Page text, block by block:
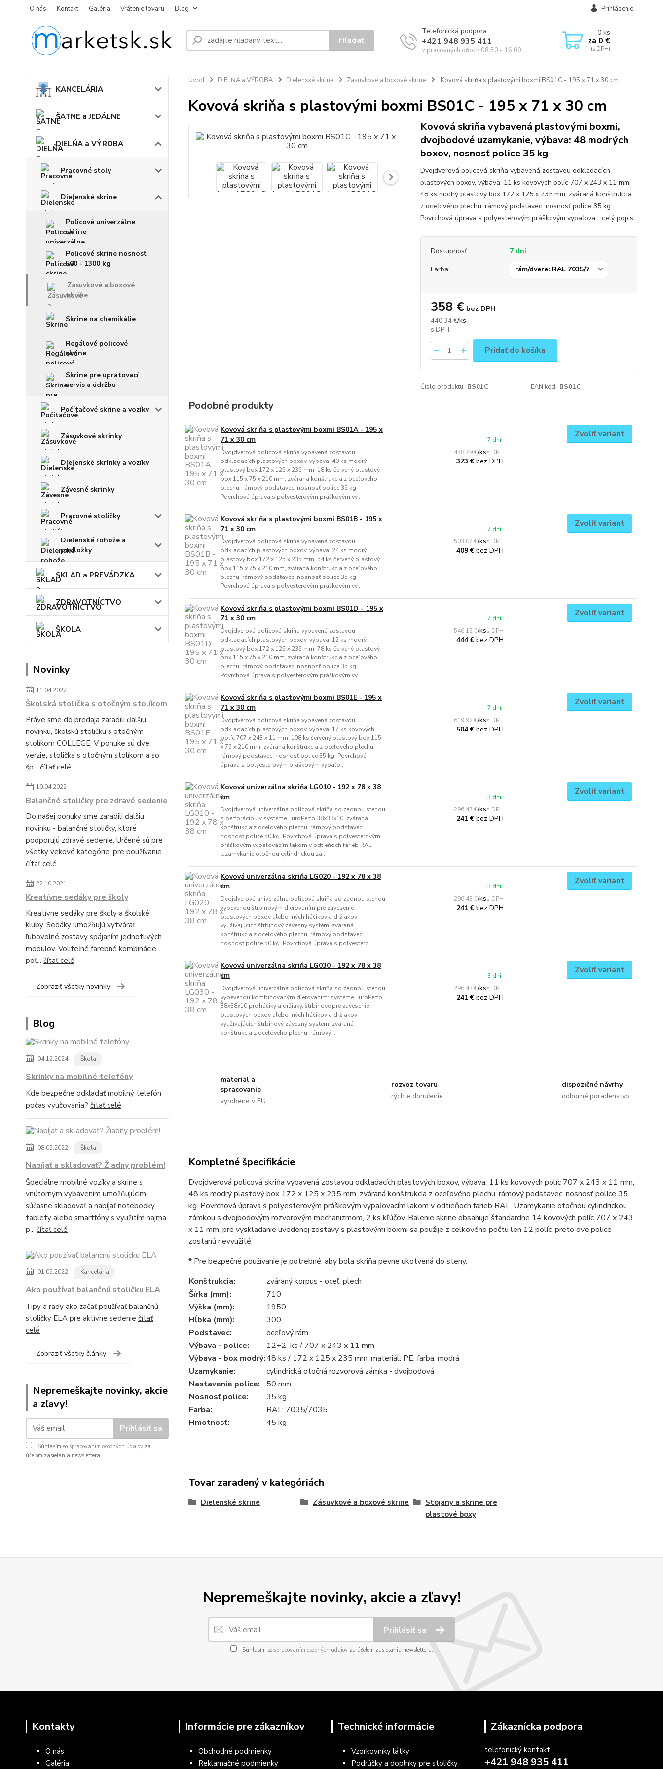
O nás Kontakt Galéria Vrátenie tovaru Blog Prihlásenie
Hľadať
Telefonická podpora
+421 948 935 411
v pracovných dňoch 08.30 - 16.00
0ks
za 0 €
KANCELÁRIA
ŠATNE a JEDÁLNE
DIELŇA a VÝROBA
Pracovné stoly
Dielenské skrine
Policové univerzálne
skrine
Policové skrine nosnosť
500 - 1300 kg
Zásuvkové a boxové
skrine
Skrine na chemikálie
Regálové policové
skrine
Skrine pre upratovací
servis a údržbu
Počítačové skrine a vozíky
Zásuvkové skrinky
Dielenské skrinky a vozíky
Závesné skrinky
Pracovné stoličky
Dielenské rohože a
podložky
SKLAD a PREVÁDZKA
ZDRAVOTNÍCTVO
ŠKOLA
Novinky
11.04.2022
Školská stolička s otočným stolíkom
Práve sme do predaja zaradili ďalšiu
novinku, školskú stoličku s otočným
stolíkom COLLEGE. V ponuke sú dve
verzie, stolička s otočným stolíkom a so
šp... čítať celé
10.04.2022
Balančné stoličky pre zdravé sedenie
Do našej ponuky sme zaradili ďalšiu
novinku - balančné stoličky, ktoré
podporujú zdravé sedenie. Určené sú pre
všetky vekové kategórie, pre používanie...
čítať celé
22.10.2021
Kreatívne sedáky pre školy
Kreatívne sedáky pre školy a školské
kluby. Sedáky umožňujú vytvárať
ľubovolné zostavy spájaním jednotlivých
modulov. Voliteľné farebné kombinácie
poť... čítať celé
Zobraziť všetky novinky
Blog
04.12.2024 Škola
Skrinky na mobilné telefóny
Kde bezpečne odkladať mobilný telefón
počas vyučovania? čítať celé
08.05.2022 Škola
Nabíjať a skladovať? Žiadny problém!
Špeciálne mobilné vozíky a skrine s
vnútorným vybavením umožňujúcim
súčasne skladovať a nabíjať notebooky,
tablety alebo smartfóny s využitím najmä
p... čítať celé
01.05.2022 Kancelária
Ako používať balančnú stoličku ELA
Tipy a rady ako začať používať balančnú
stoličky ELA pre aktívne sedenie čítať
celé
Zobraziť všetky články
Nepremeškajte novinky, akcie
a zľavy!
Prihlásiť sa
Súhlasím so spracovaním osobných údajov za
účelom zasielania newslettera.
Úvod DIELŇA a VÝROBA Dielenské skrine Zásuvkové a boxové skrine Kovová skriňa s plastovými boxmi BS01C - 195 x 71 x 30 cm
Kovová skriňa s plastovými boxmi BS01C - 195 x 71 x 30 cm
Kovová skriňa vybavená plastovými boxmi,
dvojbodové uzamykanie, výbava: 48 modrých
boxov, nosnosť police 35 kg
Dvojdverová policová skriňa vybavená zostavou odkladacích
plastových boxov, výbava: 11 ks kovových políc 707 x 243 x 11 mm,
48 ks modrý plastový box 172 x 125 x 235 mm, zváraná konštrukcia
z oceľového plechu, rámový podstavec, nosnosť police 35 kg.
Povrchová úprava s polyesterovým práškovým vypaľova... celý popis
Dostupnosť
7 dní
Farba:
440,34 €/ks
358 € bez DPH
Pridať do košíka
Číslo produktu: BS01C EAN kód: BS01C
Podobné produkty
Kovová skriňa s plastovými boxmi BS01A - 195 x
71 x 30 cm
Dvojdverová policová skriňa vybavená zostavou
odkladacích plastových boxov, výbava: 40 ks modrý
plastový box 172 x 125 x 235 mm, 18 ks červený plastový
box 115 x 75 x 210 mm, zváraná konštrukcia z oceľového
plechu, rámový podstavec, nosnosť police 35 kg.
Povrchová úprava s polyesterovým práškovým vy...
458,79 €/ks
373 €bez DPH
7 dní
Zvoliť variant
Kovová skriňa s plastovými boxmi BS01B - 195 x
71 x 30 cm
Dvojdverová policová skriňa vybavená zostavou
odkladacích plastových boxov, výbava: 24 ks modrý
plastový box 172 x 125 x 235 mm, 54 ks červený plastový
box 115 x 75 x 210 mm, zváraná konštrukcia z oceľového
plechu, rámový podstavec, nosnosť police 35 kg.
Povrchová úprava s polyesterovým práškovým vy...
503,07 €/ks
409 €bez DPH
7 dní
Zvoliť variant
Kovová skriňa s plastovými boxmi BS01D - 195 x
71 x 30 cm
Dvojdverová policová skriňa vybavená zostavou
odkladacích plastových boxov, výbava: 12 ks modrý
plastový box 172 x 125 x 235 mm, 78 ks červený plastový
box 115 x 75 x 210 mm, zváraná konštrukcia z oceľového
plechu, rámový podstavec, nosnosť police 35 kg.
Povrchová úprava s polyesterovým práškovým vy...
546,12 €/ks
444 €bez DPH
7 dní
Zvoliť variant
Kovová skriňa s plastovými boxmi BS01E - 195 x
71 x 30 cm
Dvojdverová policová skriňa vybavená zostavou
odkladacích plastových boxov, výbava: 17 ks kovových
políc 707 x 243 x 11 mm, 108 ks červený plastový box 115
x 75 x 210 mm, zváraná konštrukcia z oceľového plechu,
rámový podstavec, nosnosť police 35 kg. Povrchová
úprava s polyesterovým práškovým vypaľo...
619,92 €/ks
504 €bez DPH
7 dní
Zvoliť variant
Kovová univerzálna skriňa LG010 - 192 x 78 x 38
cm
Dvojdverová univerzálna policová skriňa so zadnou stenou
s perforáciou v systéme EuroPerfo 38x38x10, zváraná
konštrukcia z oceľového plechu, rámový podstavec,
nosnosť police 50 kg. Povrchová úprava s polyesterovým
práškovým vypaľovacím lakom v odtieňoch farieb RAL.
Uzamykanie otočnou cylindrickou zá...
296,43 €/ks
241 €bez DPH
3 dni
Zvoliť variant
Kovová univerzálna skriňa LG020 - 192 x 78 x 38
cm
Dvojdverová univerzálna policová skriňa so zadnou stenou
vybevenou štrbinovým dierovaním pre zavesenie
plastových boxov alebo iných háčikov a držiakov
využívajúcich štrbinový závesný systém, zváraná
konštrukcia z oceľového plechu, rámový podstavec,
nosnosť police 50 kg. Povrchová úprava s polyestero...
296,43 €/ks
241 €bez DPH
3 dni
Zvoliť variant
Kovová univerzálna skriňa LG030 - 192 x 78 x 38
cm
Dvojdverová univerzálna policová skriňa so zadnou stenou
vybevenou kombinovaným dierovaním: systéme EuroPerfo
38x38x10 pre háčiky a držiaky, štrbinové pre zavesenie
plastových boxov alebo iných háčikov a držiakov
využívajúcich štrbinový závesný systém, zváraná
konštrukcia z oceľového plechu, rámový ...
296,43 €/ks
241 €bez DPH
3 dni
Zvoliť variant
materiál a
spracovanie
vyrobené v EU
rozvoz tovaru
rýchle doručenie
dispozičné návrhy
odborné poradenstvo
Kompletné špecifikácie
Dvojdverová policová skriňa vybavená zostavou odkladacích plastových boxov, výbava: 11 ks kovových políc 707 x 243 x 11 mm,
48 ks modrý plastový box 172 x 125 x 235 mm, zváraná konštrukcia z oceľového plechu, rámový podstavec, nosnosť police 35
kg. Povrchová úprava s polyesterovým práškovým vypaľovacím lakom v odtieňoch farieb RAL. Uzamykanie otočnou cylindrickou
zámkou s dvojbodovým rozvorovým mechanizmom, 2 ks kľúčov. Balenie skrine obsahuje štandardne 14 kovových políc 707 x 243
x 11 mm, pre vyskladanie uvedenej zostavy s plastovými boxmi sa použije z celkového počtu len 12 políc, preto dve police
zostanú nevyužité.
* Pre bezpečné používanie je potrebné, aby bola skriňa pevne ukotvená do steny.
Konštrukcia:
zváraný korpus - oceľ. plech
Šírka (mm):
710
Výška (mm):
1950
Hĺbka (mm):
300
Podstavec:
oceľový rám
Výbava - police:
12+2 ks / 707 x 243 x 11 mm
Výbava - box modrý:48 ks / 172 x 125 x 235 mm, materiál: PE, farba: modrá
Uzamykanie:
cylindrická otočná rozvorová zámka - dvojbodová
Nastavenie police:
50 mm
Nosnosť police:
35 kg
Farba:
RAL: 7035/7035
Hmotnosť:
45 kg
Tovar zaradený v kategóriách
Dielenské skrine Zásuvkové a boxové skrine
Stojany a skrine pre
plastové boxy
Nepremeškajte novinky, akcie a zľavy!
Prihlásiť sa
Súhlasím so spracovaním osobných údajovza účelom zasielania newslettera.
Kontakty
O nás
Galéria
Informácie pre zákazníkov
Obchodné podmienky
Reklamačné podmienky
Technické informácie
Vzorkovníky látky
Podrúčky a doplnky pre stoličky
Zákaznícka podpora
telefonický kontakt
+421 948 935 411